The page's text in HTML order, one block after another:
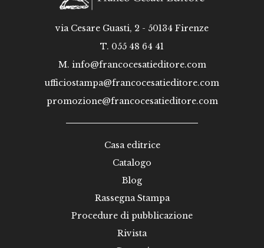
via Cesare Guasti, 2 - 50134 Firenze
T. 055 48 64 41
M. info@francocesatieditore.com
ufficiostampa@francocesatieditore.com
promozione@francocesatieditore.com
Casa editrice
Catalogo
Blog
Rassegna Stampa
Procedure di pubblicazione
Rivista